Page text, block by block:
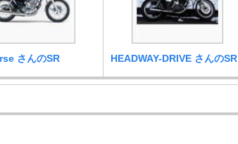
さんのSR HEADWAY-DRIVE さんのSR